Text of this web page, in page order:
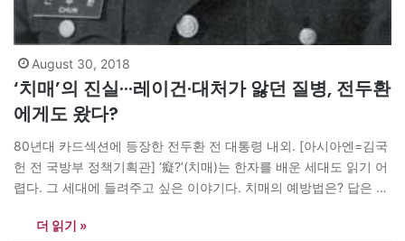
August 30, 2018
‘치매’의 진실···레이건·대처가 앓던 질병, 전두환
에게도 왔다?
80년대 카드섹션에 등장한 전두환 전 대통령 내외. [아시아엔=김국
헌 전 국방부 정책기획관] ‘癡?’(치매)는 한자를 배운 세대도 읽기 어
렵다. 그 세대에 들려주고 싶은 이야기다. 치매의 예방법은? 답은 간
을 국민에 알리고 떠났다. 영민하기 그지없던 조성태 전 국방장관도
더 읽기 »